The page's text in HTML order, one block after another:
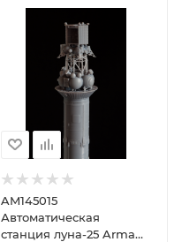
AM145015
Автоматическая
станция луна-25 Arma